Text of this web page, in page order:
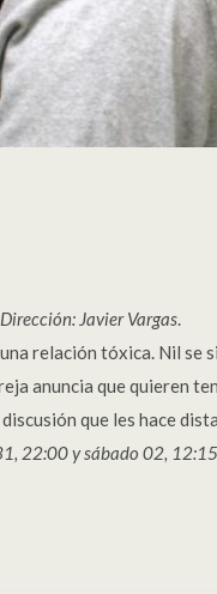
Javier Vargas.
relación tóxica. Nil se
anuncia que quieren
que les hace
22:00 y sábado 02,